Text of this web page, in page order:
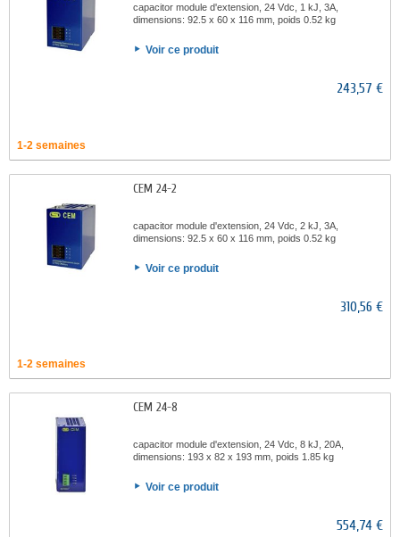
capacitor module d'extension, 24 Vdc, 1 kJ, 3A,
dimensions: 92.5 x 60 x 116 mm, poids 0.52 kg
Voir ce produit
243,57 €
1-2 semaines
CEM 24-2
capacitor module d'extension, 24 Vdc, 2 kJ, 3A,
dimensions: 92.5 x 60 x 116 mm, poids 0.52 kg
Voir ce produit
310,56 €
1-2 semaines
CEM 24-8
capacitor module d'extension, 24 Vdc, 8 kJ, 20A,
dimensions: 193 x 82 x 193 mm, poids 1.85 kg
Voir ce produit
554,74 €